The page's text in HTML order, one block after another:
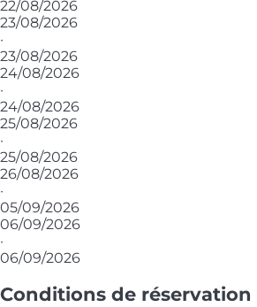
22/08/2026
23/08/2026
·
23/08/2026
24/08/2026
·
24/08/2026
25/08/2026
·
25/08/2026
26/08/2026
·
05/09/2026
06/09/2026
·
06/09/2026
Conditions de réservation